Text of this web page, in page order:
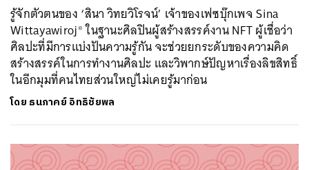
รู้จักตัวตนของ ‘สินา วิทยวิโรจน์’ เจ้าของเฟซบุ๊กเพจ Sina
Wittayawiroj® ในฐานะศิลปินผู้สร้างสรรค์งาน NFT ผู้เชื่อว่า
ศิลปะที่มีการแบ่งปันความรู้กัน จะช่วยยกระดับของความคิด
สร้างสรรค์ในการทำงานศิลปะ และวิพากษ์ปัญหาเรื่องลิขสิทธิ์
ในอีกมุมที่คนไทยส่วนใหญ่ไม่เคยรู้มาก่อน
โดย ธนภาคย์ อิทธิชัยพล
SHARE TWEET LINE EMAIL